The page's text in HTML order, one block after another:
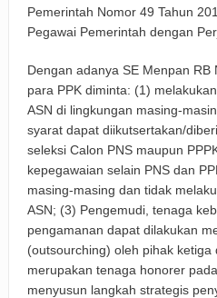
Pemerintah Nomor 49 Tahun
Pegawai Pemerintah dengan
Dengan adanya SE Menpan RB
para PPK diminta: (1)
ASN di lingkungan masing-
syarat dapat diikutsertakan/
seleksi Calon PNS maupun
kepegawaian selain PNS dan
masing-masing dan tidak
ASN; (3) Pengemudi, tenaga
pengamanan dapat dilakukan
(outsourching) oleh pihak ketiga
merupakan tenaga honorer
menyusun langkah strategis